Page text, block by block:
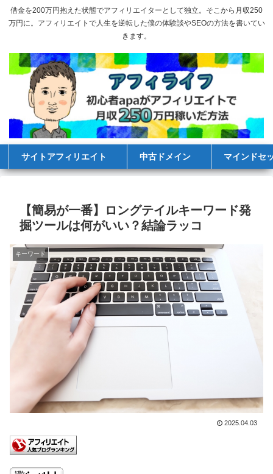
借金を200万円抱えた状態でアフィリエイターとして独立。そこから月収250
万円に。アフィリエイトで人生を逆転した僕の体験談やSEOの方法を書いてい
きます。
サイトアフィリエイト 中古ドメイン マインドセ
【簡易が一番】ロングテイルキーワード発
掘ツールは何がいい？結論ラッコ
キーワード
2025.04.03